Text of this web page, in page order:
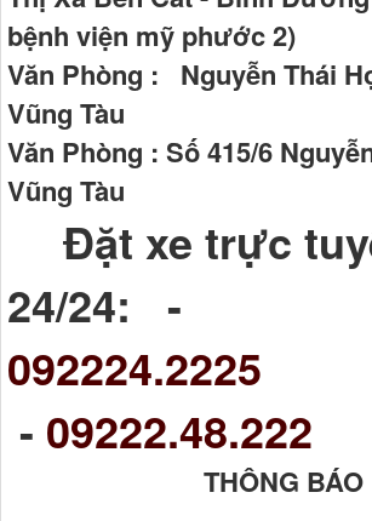
bệnh viện mỹ phước 2)
Văn Phòng : Nguyễn Thái
Vũng Tàu
Văn Phòng : Số 415/6
Vũng Tàu
Đặt xe trực
24/24: -
092224.2225
- 09222.48.222
THÔNG BÁO